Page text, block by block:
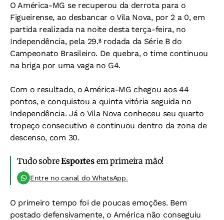
O América-MG se recuperou da derrota para o
Figueirense, ao desbancar o Vila Nova, por 2 a 0, em
partida realizada na noite desta terça-feira, no
Independência, pela 29.ª rodada da Série B do
Campeonato Brasileiro. De quebra, o time continuou
na briga por uma vaga no G4.
Com o resultado, o América-MG chegou aos 44
pontos, e conquistou a quinta vitória seguida no
Independência. Já o Vila Nova conheceu seu quarto
tropeço consecutivo e continuou dentro da zona de
descenso, com 30.
Tudo sobreEsportesem primeira mão!
Entre no canal do WhatsApp.
O primeiro tempo foi de poucas emoções. Bem
postado defensivamente, o América não conseguiu